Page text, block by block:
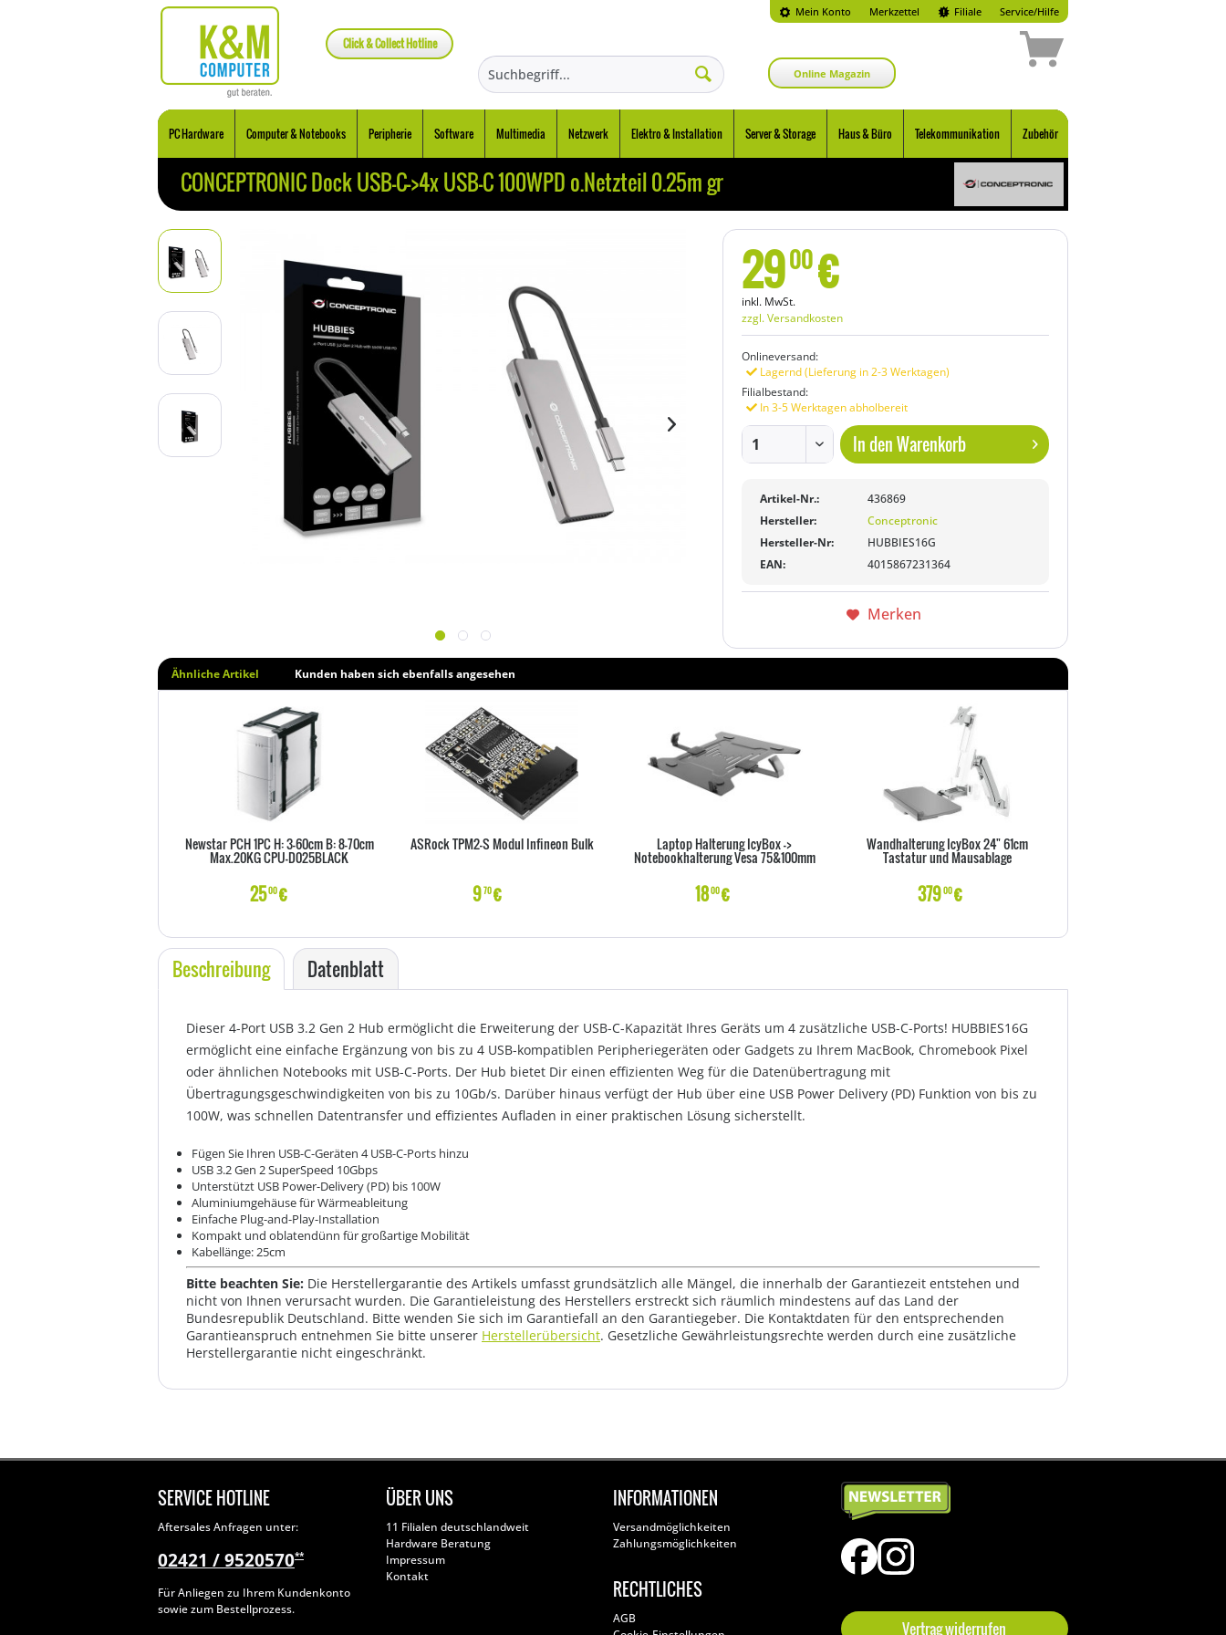
Mein Konto Merkzettel
Click & Collect Hotline
Filiale Service/Hilfe
Online Magazin
PC Hardware Computer & Notebooks Peripherie Software Multimedia Netzwerk Elektro & Installation Server & Storage Haus & Büro Telekommunikation Zubehör
CONCEPTRONIC Dock USB-C->4x USB-C 100WPD o.Netzteil 0.25m gr
2900€
inkl. MwSt.
zzgl. Versandkosten
Onlineversand:
Lagernd (Lieferung in 2-3 Werktagen)
Filialbestand:
In 3-5 Werktagen abholbereit
In denWarenkorb
Artikel-Nr.:
436869
Hersteller:
Conceptronic
Hersteller-Nr:
HUBBIES16G
EAN:
4015867231364
Merken
Ähnliche Artikel Kunden haben sich ebenfalls angesehen
Newstar PCH 1PC H: 3-60cm B: 8-70cm
Max.20KG CPU-D025BLACK
2500€
ASRock TPM2-S Modul Infineon Bulk
970€
Laptop Halterung IcyBox ->
Notebookhalterung Vesa 75&100mm
1800€
Wandhalterung IcyBox 24" 61cm
Tastatur und Mausablage
37900€
Beschreibung Datenblatt
Dieser 4-Port USB 3.2 Gen 2 Hub ermöglicht die Erweiterung der USB-C-Kapazität Ihres Geräts um 4 zusätzliche USB-C-Ports! HUBBIES16G
ermöglicht eine einfache Ergänzung von bis zu 4 USB-kompatiblen Peripheriegeräten oder Gadgets zu Ihrem MacBook, Chromebook Pixel
oder ähnlichen Notebooks mit USB-C-Ports. Der Hub bietet Dir einen effizienten Weg für die Datenübertragung mit
Übertragungsgeschwindigkeiten von bis zu 10Gb/s. Darüber hinaus verfügt der Hub über eine USB Power Delivery (PD) Funktion von bis zu
100W, was schnellen Datentransfer und effizientes Aufladen in einer praktischen Lösung sicherstellt.
Fügen Sie Ihren USB-C-Geräten 4 USB-C-Ports hinzu
USB 3.2 Gen 2 SuperSpeed 10Gbps
Unterstützt USB Power-Delivery (PD) bis 100W
Aluminiumgehäuse für Wärmeableitung
Einfache Plug-and-Play-Installation
Kompakt und oblatendünn für großartige Mobilität
Kabellänge: 25cm
Bitte beachten Sie: Die Herstellergarantie des Artikels umfasst grundsätzlich alle Mängel, die innerhalb der Garantiezeit entstehen und
nicht von Ihnen verursacht wurden. Die Garantieleistung des Herstellers erstreckt sich räumlich mindestens auf das Land der
Bundesrepublik Deutschland. Bitte wenden Sie sich im Garantiefall an den Garantiegeber. Die Kontaktdaten für den entsprechenden
Garantieanspruch entnehmen Sie bitte unserer Herstellerübersicht. Gesetzliche Gewährleistungsrechte werden durch eine zusätzliche
Herstellergarantie nicht eingeschränkt.
SERVICE HOTLINE
Aftersales Anfragen unter:
02421 / 9520570**
Für Anliegen zu Ihrem Kundenkonto
sowie zum Bestellprozess.
ÜBER UNS
11 Filialen deutschlandweit
Hardware Beratung
Impressum
Kontakt
INFORMATIONEN
Versandmöglichkeiten
Zahlungsmöglichkeiten
RECHTLICHES
AGB
Vertrag widerrufen